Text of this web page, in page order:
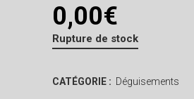
0,00€
Rupture de stock
CATÉGORIE : Déguisements